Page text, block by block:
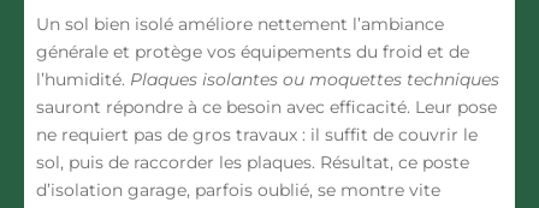
Un sol bien isolé améliore nettement l’ambiance
générale et protège vos équipements du froid et de
l’humidité. Plaques isolantes ou moquettes techniques
sauront répondre à ce besoin avec efficacité. Leur pose
ne requiert pas de gros travaux : il suffit de couvrir le
sol, puis de raccorder les plaques. Résultat, ce poste
d’isolation garage, parfois oublié, se montre vite